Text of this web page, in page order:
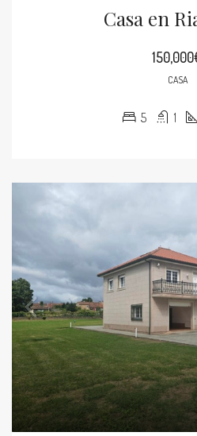
Casa en
CASA
5 1